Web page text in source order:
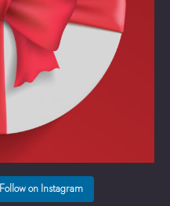
Follow on Instagram